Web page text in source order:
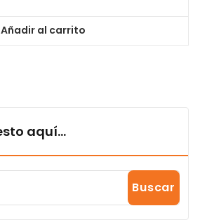
Añadir al carrito
aquí...
Buscar